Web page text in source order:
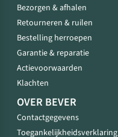
Bezorgen & afhalen
Retourneren & ruilen
Bestelling herroepen
Garantie & reparatie
Actievoorwaarden
Klachten
OVER BEVER
Contactgegevens
Toegankelijkheidsverklaring